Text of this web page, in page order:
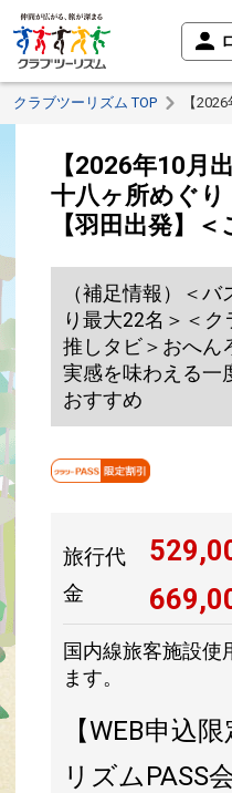
クラブツーリズム TOP 【
【2026年10月
十八ヶ所めぐ
【羽田出発】
（補足情報）＜
り最大22名＞＜
推しタビ＞おへん
実感を味わえる一
おすすめ
旅行代
金
国内線旅客施設使
ます。
【WEB申込
リズムPASS